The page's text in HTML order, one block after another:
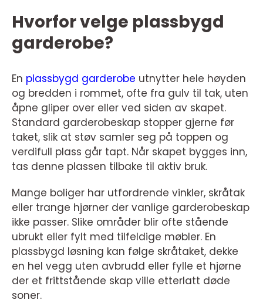
Hvorfor velge plassbygd
garderobe?
En plassbygd garderobe utnytter hele høyden
og bredden i rommet, ofte fra gulv til tak, uten
åpne gliper over eller ved siden av skapet.
Standard garderobeskap stopper gjerne før
taket, slik at støv samler seg på toppen og
verdifull plass går tapt. Når skapet bygges inn,
tas denne plassen tilbake til aktiv bruk.
Mange boliger har utfordrende vinkler, skråtak
eller trange hjørner der vanlige garderobeskap
ikke passer. Slike områder blir ofte stående
ubrukt eller fylt med tilfeldige møbler. En
plassbygd løsning kan følge skråtaket, dekke
en hel vegg uten avbrudd eller fylle et hjørne
der et frittstående skap ville etterlatt døde
soner.